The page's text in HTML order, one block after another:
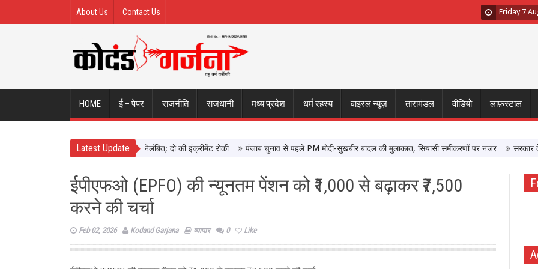
About Us Contact Us Friday 7
HOME ई – पेपर राजनीति राजधानी मध्य प्रदेश धर्म रहस्य वाइरल न्यूज़ तारामंडल वीडियो लाफ़स्टाल
Latest Update
छिंदवाड़ा में दिखाई सख्ती, 3 अधिकारी निलंबित; दो की इंक्रीमेंट रोकी पंजाब चुनाव से पहले PM मोदी-सुखबीर बादल की मुलाकात, सियासी समीकरणों पर नजर सरकार के साथ
ईपीएफओ (EPFO) की न्यूनतम पेंशन को ₹1,000 से बढ़ाकर ₹7,500
करने की चर्चा
Feb 02, 2026 Kodand Garjana व्यापार 0 Like